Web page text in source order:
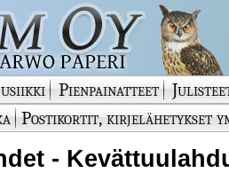
Pienpainatteet
Postikortit, kirjelähetykset
-